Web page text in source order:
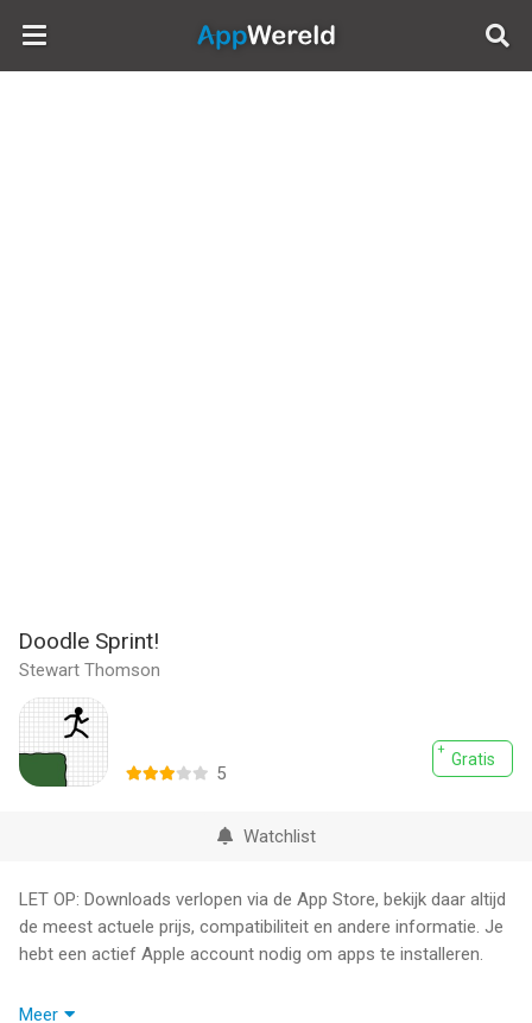
AppWereld
Doodle Sprint!
Stewart Thomson
Gratis
5
Watchlist
LET OP: Downloads verlopen via de App Store, bekijk daar altijd
de meest actuele prijs, compatibiliteit en andere informatie. Je
hebt een actief Apple account nodig om apps te installeren.
Run, Jump and Roll your way to the highest score.
Meer